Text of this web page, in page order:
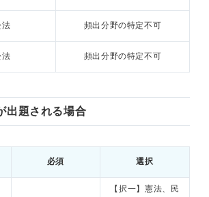
法 頻出分野の特定不可
法 頻出分野の特定不可
出題される場合
必須 選択
【択一】憲法、民